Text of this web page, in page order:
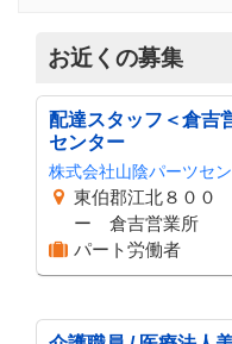
お近くの募集
配達スタッフ＜倉吉
センター
株式会社山陰パーツセ
東伯郡江北８０
ー 倉吉営業所
パート労働者